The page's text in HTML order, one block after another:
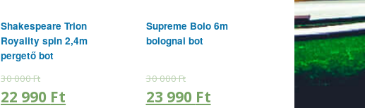
Shakespeare Trion
Royality spin 2,4m
pergető bot
30 000Ft
22 990 Ft
Supreme Bolo 6m
bolognai bot
30 000Ft
23 990 Ft